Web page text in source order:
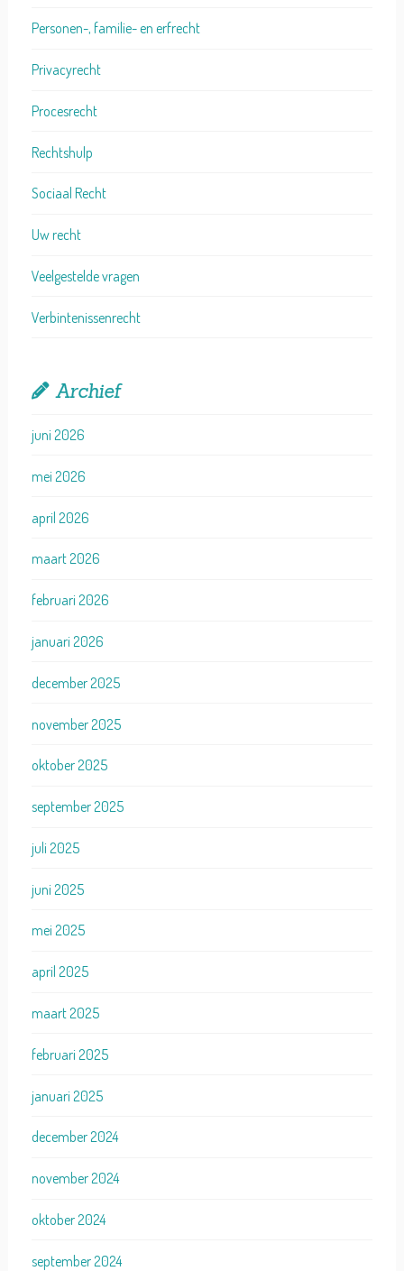
Personen-, familie- en erfrecht
Privacyrecht
Procesrecht
Rechtshulp
Sociaal Recht
Uw recht
Veelgestelde vragen
Verbintenissenrecht
Archief
juni 2026
mei 2026
april 2026
maart 2026
februari 2026
januari 2026
december 2025
november 2025
oktober 2025
september 2025
juli 2025
juni 2025
mei 2025
april 2025
maart 2025
februari 2025
januari 2025
december 2024
november 2024
oktober 2024
september 2024